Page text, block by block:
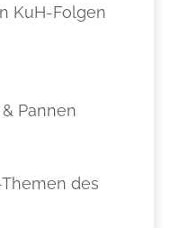
KuH-Folgen
Pannen
des